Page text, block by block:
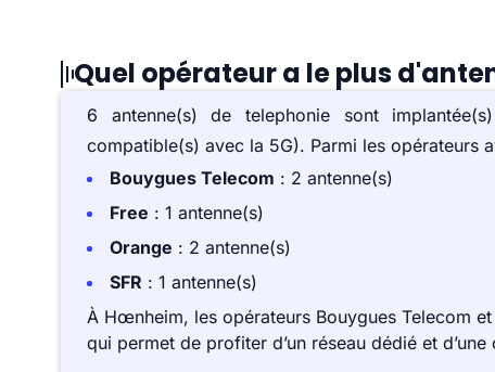
Quel opérateur a le plus
6 antenne(s) de telephonie sont
compatible(s) avec la 5G). Parmi les opérateurs
Bouygues Telecom : 2 antenne(s)
Free : 1 antenne(s)
Orange : 2 antenne(s)
SFR : 1 antenne(s)
À Hœnheim, les opérateurs Bouygues Telecom
qui permet de profiter d’un réseau dédié et